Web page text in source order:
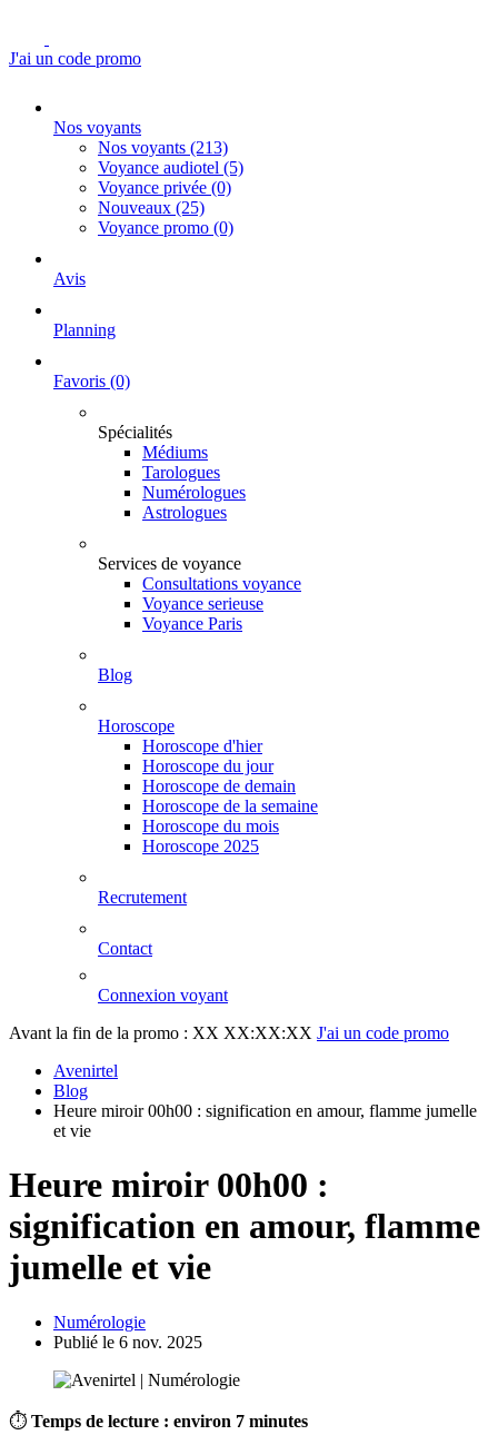
J'ai un code promo
Nos voyants
Nos voyants (213)
Voyance audiotel (5)
Voyance privée (0)
Nouveaux (25)
Voyance promo (0)
Avis
Planning
Favoris (0)
Spécialités
Médiums
Tarologues
Numérologues
Astrologues
Services de voyance
Consultations voyance
Voyance serieuse
Voyance Paris
Blog
Horoscope
Horoscope d'hier
Horoscope du jour
Horoscope de demain
Horoscope de la semaine
Horoscope du mois
Horoscope 2025
Recrutement
Contact
Connexion voyant
Avant la fin de la promo : XX XX:XX:XX J'ai un code promo
Avenirtel
Blog
Heure miroir 00h00 : signification en amour, flamme jumelle
et vie
Heure miroir 00h00 :
signification en amour, flamme
jumelle et vie
Numérologie
Publié le 6 nov. 2025
⏱ Temps de lecture : environ 7 minutes